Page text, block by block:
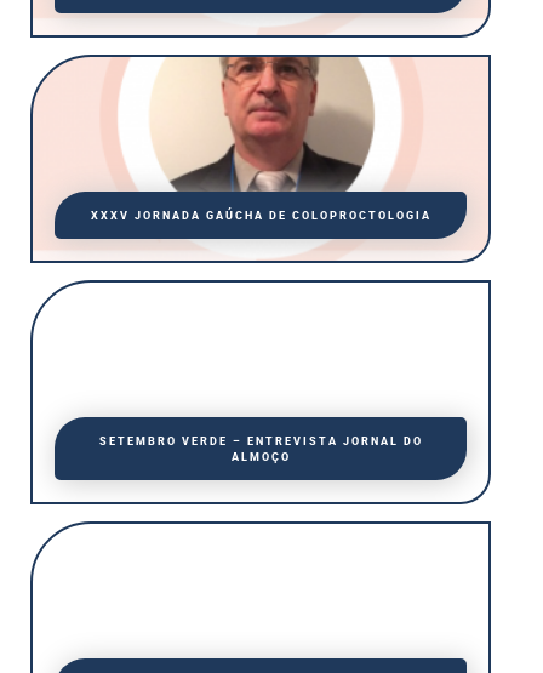
XXXV JORNADA GAÚCHA DE COLOPROCTOLOGIA
SETEMBRO VERDE – ENTREVISTA JORNAL DO
ALMOÇO